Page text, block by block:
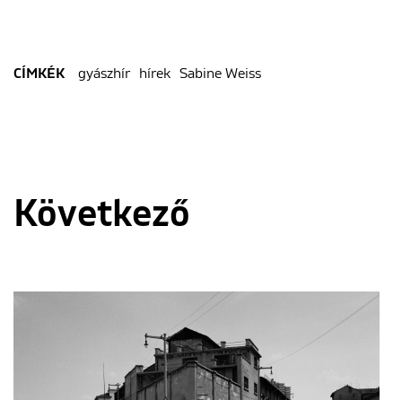
CÍMKÉK gyászhír hírek Sabine Weiss
Következő